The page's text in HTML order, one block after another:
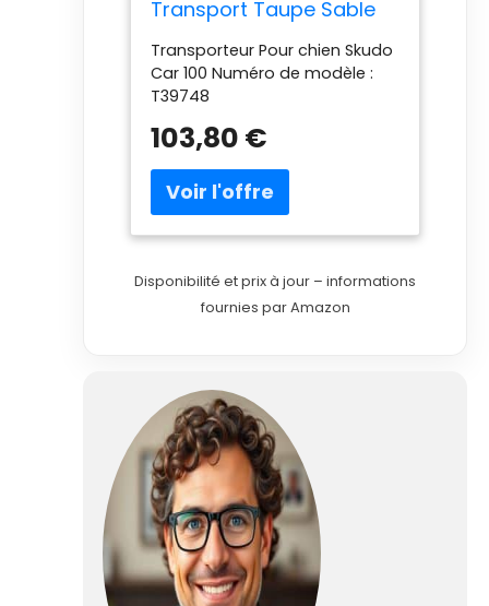
Transport Taupe Sable
Transporteur Pour chien Skudo
Car 100 Numéro de modèle :
T39748
103,80 €
Disponibilité et prix à jour – informations
fournies par Amazon